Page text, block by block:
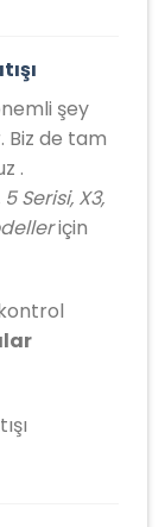
şey
Biz de tam
.
Serisi, X3,
için